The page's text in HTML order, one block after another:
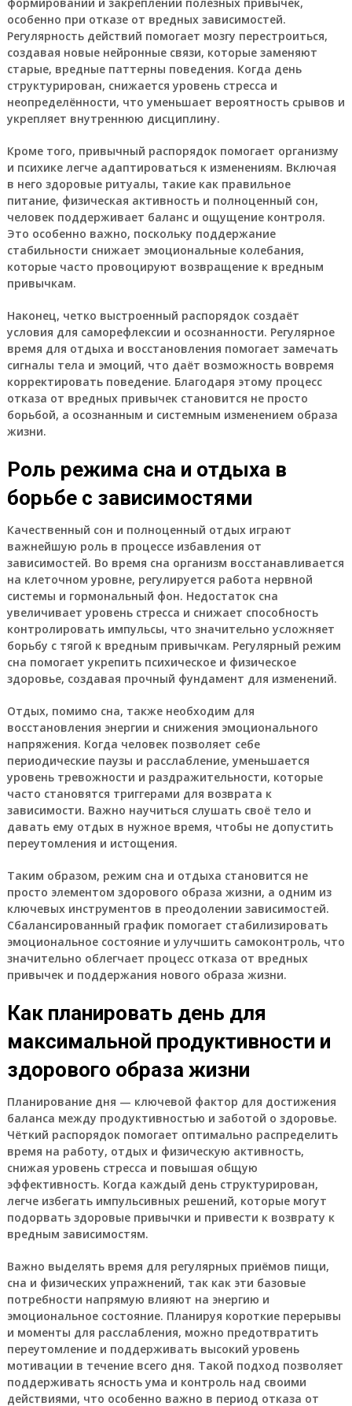
особенно при отказе от вредных зависимостей.
Регулярность действий помогает мозгу перестроиться,
создавая новые нейронные связи, которые заменяют
старые, вредные паттерны поведения. Когда день
структурирован, снижается уровень стресса и
неопределённости, что уменьшает вероятность срывов и
укрепляет внутреннюю дисциплину.
Кроме того, привычный распорядок помогает организму
и психике легче адаптироваться к изменениям. Включая
в него здоровые ритуалы, такие как правильное
питание, физическая активность и полноценный сон,
человек поддерживает баланс и ощущение контроля.
Это особенно важно, поскольку поддержание
стабильности снижает эмоциональные колебания,
которые часто провоцируют возвращение к вредным
привычкам.
Наконец, четко выстроенный распорядок создаёт
условия для саморефлексии и осознанности. Регулярное
время для отдыха и восстановления помогает замечать
сигналы тела и эмоций, что даёт возможность вовремя
корректировать поведение. Благодаря этому процесс
отказа от вредных привычек становится не просто
борьбой, а осознанным и системным изменением образа
жизни.
Роль режима сна и отдыха в
борьбе с зависимостями
Качественный сон и полноценный отдых играют
важнейшую роль в процессе избавления от
зависимостей. Во время сна организм восстанавливается
на клеточном уровне, регулируется работа нервной
системы и гормональный фон. Недостаток сна
увеличивает уровень стресса и снижает способность
контролировать импульсы, что значительно усложняет
борьбу с тягой к вредным привычкам. Регулярный режим
сна помогает укрепить психическое и физическое
здоровье, создавая прочный фундамент для изменений.
Отдых, помимо сна, также необходим для
восстановления энергии и снижения эмоционального
напряжения. Когда человек позволяет себе
периодические паузы и расслабление, уменьшается
уровень тревожности и раздражительности, которые
часто становятся триггерами для возврата к
зависимости. Важно научиться слушать своё тело и
давать ему отдых в нужное время, чтобы не допустить
переутомления и истощения.
Таким образом, режим сна и отдыха становится не
просто элементом здорового образа жизни, а одним из
ключевых инструментов в преодолении зависимостей.
Сбалансированный график помогает стабилизировать
эмоциональное состояние и улучшить самоконтроль, что
значительно облегчает процесс отказа от вредных
привычек и поддержания нового образа жизни.
Как планировать день для
максимальной продуктивности и
здорового образа жизни
Планирование дня — ключевой фактор для достижения
баланса между продуктивностью и заботой о здоровье.
Чёткий распорядок помогает оптимально распределить
время на работу, отдых и физическую активность,
снижая уровень стресса и повышая общую
эффективность. Когда каждый день структурирован,
легче избегать импульсивных решений, которые могут
подорвать здоровые привычки и привести к возврату к
вредным зависимостям.
Важно выделять время для регулярных приёмов пищи,
сна и физических упражнений, так как эти базовые
потребности напрямую влияют на энергию и
эмоциональное состояние. Планируя короткие перерывы
и моменты для расслабления, можно предотвратить
переутомление и поддерживать высокий уровень
мотивации в течение всего дня. Такой подход позволяет
поддерживать ясность ума и контроль над своими
действиями, что особенно важно в период отказа от